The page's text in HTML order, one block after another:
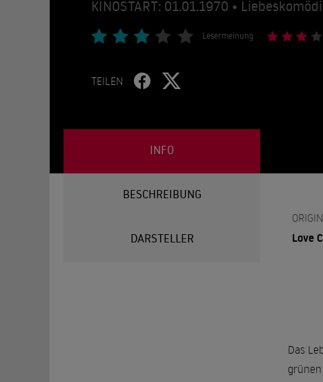
KINOSTART: 01.01.1970 •
Lesermeinung
TEILEN
INFO
BESCHREIBUNG
DARSTELLER Love
Das